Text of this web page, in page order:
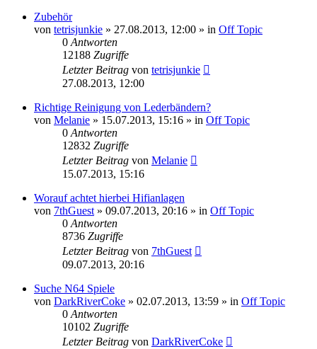
Zubehör
von tetrisjunkie » 27.08.2013, 12:00 » in Off Topic
0Antworten
12188 Zugriffe
Letzter Beitrag von tetrisjunkie
27.08.2013, 12:00
Richtige Reinigung von Lederbändern?
von Melanie » 15.07.2013, 15:16 » in Off Topic
0Antworten
12832 Zugriffe
Letzter Beitrag von Melanie
15.07.2013, 15:16
Worauf achtet hierbei Hifianlagen
von 7thGuest» 09.07.2013, 20:16 » in Off Topic
0Antworten
8736 Zugriffe
Letzter Beitrag von 7thGuest
09.07.2013, 20:16
Suche N64 Spiele
von DarkRiverCoke » 02.07.2013, 13:59 » in Off Topic
0Antworten
10102 Zugriffe
Letzter Beitrag von DarkRiverCoke